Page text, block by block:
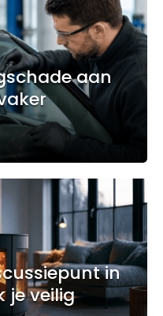
aan
in
je veilig